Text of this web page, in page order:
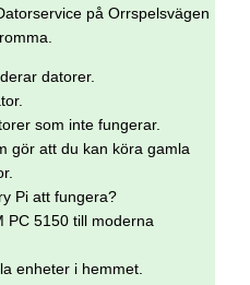
på Orrspelsvägen
datorer.
som inte fungerar.
gör att du kan köra gamla
Pi att fungera?
PC 5150 till moderna
enheter i hemmet.